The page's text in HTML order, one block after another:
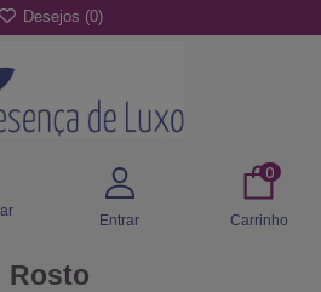
Desejos (0)
Entrar
0
Carrinho
Rosto